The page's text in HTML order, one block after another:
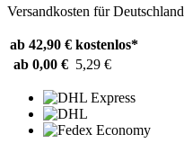
Versandkosten für Deutschland
ab 42,90 € kostenlos*
ab 0,00 € 5,29 €